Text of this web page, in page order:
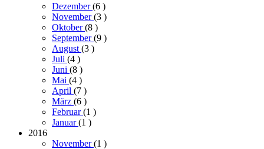
Dezember(6 )
November(3 )
Oktober(8 )
September(9 )
August (3 )
Juli (4 )
Juni (8 )
Mai (4 )
April (7 )
März (6 )
Februar(1 )
Januar(1 )
2016
November(1 )